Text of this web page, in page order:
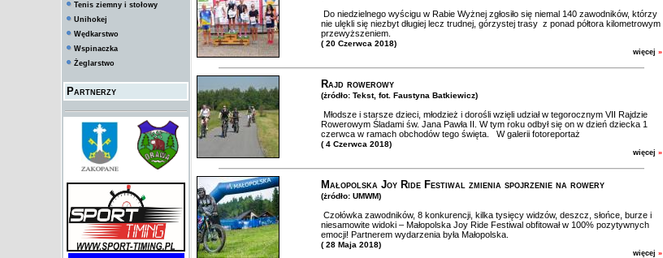
Tenis ziemny i stołowy
Unihokej
Wędkarstwo
Wspinaczka
Żeglarstwo
Partnerzy
Do niedzielnego wyścigu w Rabie Wyżnej zgłosiło się niemal 140 zawodników, którzy
nie ulękli się niezbyt długiej lecz trudnej, górzystej trasy z ponad półtora kilometrowym
przewyższeniem.
( 20 Czerwca 2018)
więcej »
Rajd rowerowy
(żródło: Tekst, fot. Faustyna Batkiewicz)
Młodsze i starsze dzieci, młodzież i dorośli wzięli udział w tegorocznym VII Rajdzie
Rowerowym Śladami św. Jana Pawła II. W tym roku odbył się on w dzień dziecka 1
czerwca w ramach obchodów tego święta. W galerii fotoreportaż
( 4 Czerwca 2018)
więcej »
Małopolska Joy Ride Festiwal zmienia spojrzenie na rowery
(żródło: UMWM)
Czołówka zawodników, 8 konkurencji, kilka tysięcy widzów, deszcz, słońce, burze i
niesamowite widoki – Małopolska Joy Ride Festiwal obfitował w 100% pozytywnych
emocji! Partnerem wydarzenia była Małopolska.
( 28 Maja 2018)
więcej »